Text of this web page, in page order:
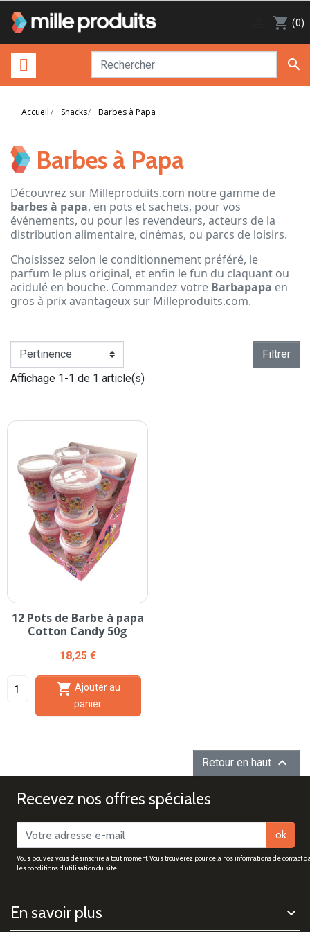
shopping_cart (0)

Accueil Snacks Barbes à Papa
Barbes à Papa
Découvrez sur Milleproduits.com notre gamme de
barbes à papa, en pots et sachets, pour vos
événements, ou pour les revendeurs, acteurs de la
distribution alimentaire, cinémas, ou parcs de loisirs.
Choisissez selon le conditionnement préféré, le
parfum le plus original, et enfin le fun du claquant ou
acidulé en bouche. Commandez votre Barbapapa en
gros à prix avantageux sur Milleproduits.com.
Filtrer
Affichage 1-1 de 1 article(s)
12 Pots de Barbe à papa
Cotton Candy 50g
Prix
18,25 €

panier
Retour en haut 
Recevez nos offres spéciales
ok
Vous pouvez vous désinscrire à tout moment. Vous trouverez pour cela nos informations de contact
les conditions d'utilisation du site.
En savoir plus